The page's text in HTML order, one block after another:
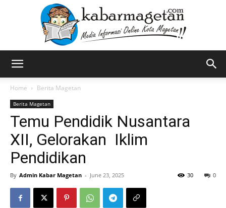
Magetan
Home Berita Magetan
Berita Magetan
Temu Pendidik Nusantara
XII, Gelorakan Iklim
Pendidikan
By Admin Kabar Magetan - June 23, 2025 0
30